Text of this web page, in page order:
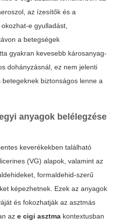
az ízesítők és a
e gyulladást,
a betegségek
gyakran kevesebb károsanyag-
dohányzásnál, ez nem jelenti
biztonságos lenne a
anyagok belélegzése
keverékekben található
(VG) alapok, valamint az
formaldehid-szerű
képezhetnek. Ezek az anyagok
és fokozhatják az asztmás
az e cigi asztma kontextusban